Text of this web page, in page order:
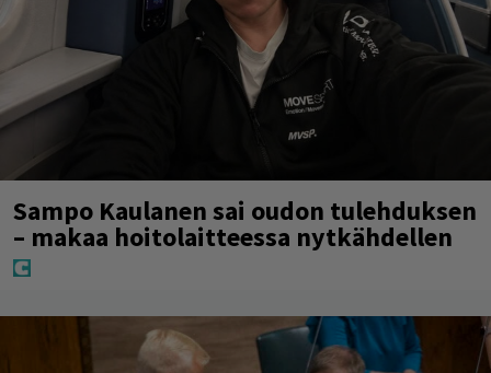
Sampo Kaulanen sai oudon tulehduksen
– makaa hoitolaitteessa nytkähdellen